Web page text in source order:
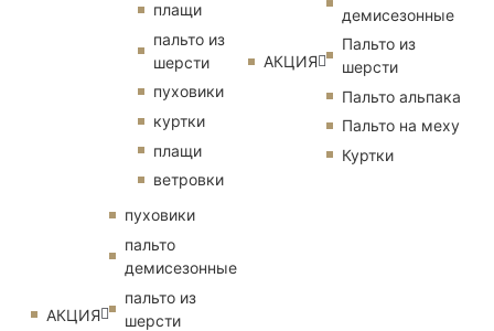
плащи
пальто из
шерсти
пуховики
куртки
плащи
ветровки
АКЦИЯ
пуховики
пальто
демисезонные
пальто из
шерсти
АКЦИЯ
демисезонные
Пальто из
шерсти
Пальто альпака
Пальто на меху
Куртки